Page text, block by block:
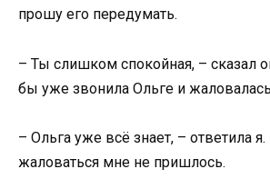
прошу его передумать.
– Ты слишком спокойная, – сказал
бы уже звонила Ольге и
– Ольга уже всё знает, – ответила
жаловаться мне не пришлось.